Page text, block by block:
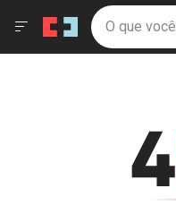
Drogaria São
Ir direto para a home
pela
Ir direto para o
Ir direto para a busca
Ir direto para o carrinho
Ir direto para o menu
Faça a sua
O que
Menu